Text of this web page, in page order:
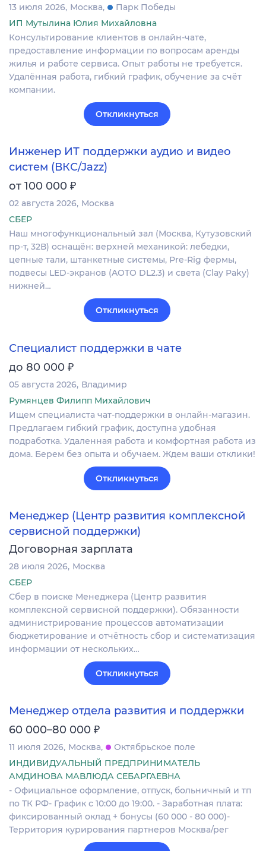
13 июля 2026 Москва
Парк Победы
ИП Мутылина Юлия Михайловна
Консультирование клиентов в онлайн-чате,
предоставление информации по вопросам аренды
жилья и работе сервиса. Опыт работы не требуется.
Удалённая работа, гибкий график, обучение за счёт
компании.
Откликнуться
Инженер ИТ поддержки аудио и видео
систем (ВКС/Jazz)
от 100 000 ₽
02 августа 2026 Москва
СБЕР
Наш многофункциональный зал (Москва, Кутузовский
пр-т, 32В) оснащён: верхней механикой: лебедки,
цепные тали, штанкетные системы, Pre-Rig фермы,
подвесы LED-экранов (AOTO DL2.3) и света (Clay Paky)
нижней…
Откликнуться
Специалист поддержки в чате
до 80 000 ₽
05 августа 2026 Владимир
Румянцев Филипп Михайлович
Ищем специалиста чат-поддержки в онлайн-магазин.
Предлагаем гибкий график, доступна удобная
подработка. Удаленная работа и комфортная работа из
дома. Берем без опыта и обучаем. Ждем ваши отклики!
Откликнуться
Менеджер (Центр развития комплексной
сервисной поддержки)
Договорная зарплата
28 июля 2026 Москва
СБЕР
Сбер в поиске Менеджера (Центр развития
комплексной сервисной поддержки). Обязанности
администрирование процессов автоматизации
бюджетирование и отчётность сбор и систематизация
информации от нескольких…
Откликнуться
Менеджер отдела развития и поддержки
60 000–80 000 ₽
11 июля 2026 Москва
Октябрьское поле
ИНДИВИДУАЛЬНЫЙ ПРЕДПРИНИМАТЕЛЬ
АМДИНОВА МАВЛЮДА СЕБАРГАЕВНА
- Официальное оформление, отпуск, больничный и тп
по ТК РФ- График с 10:00 до 19:00. - Заработная плата:
фиксированный оклад + бонусы (60 000 - 80 000)-
Территория курирования партнеров Москва/рег